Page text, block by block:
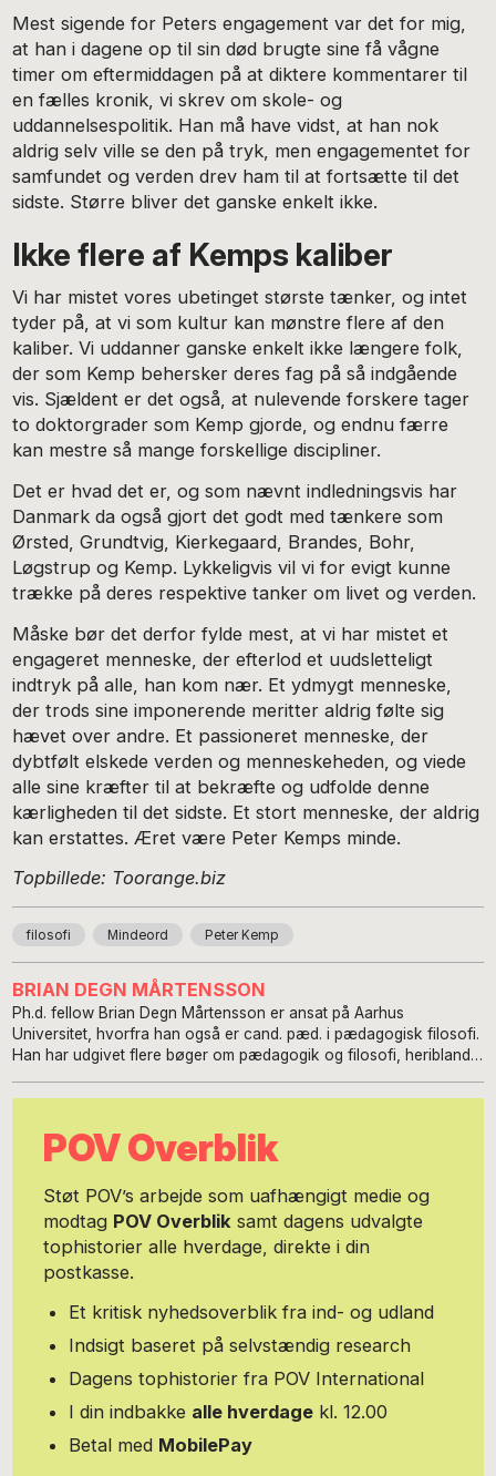
Mest sigende for Peters engagement var det for mig,
at han i dagene op til sin død brugte sine få vågne
timer om eftermiddagen på at diktere kommentarer til
en fælles kronik, vi skrev om skole- og
uddannelsespolitik. Han må have vidst, at han nok
aldrig selv ville se den på tryk, men engagementet for
samfundet og verden drev ham til at fortsætte til det
sidste. Større bliver det ganske enkelt ikke.
Ikke flere af Kemps kaliber
Vi har mistet vores ubetinget største tænker, og intet
tyder på, at vi som kultur kan mønstre flere af den
kaliber. Vi uddanner ganske enkelt ikke længere folk,
der som Kemp behersker deres fag på så indgående
vis. Sjældent er det også, at nulevende forskere tager
to doktorgrader som Kemp gjorde, og endnu færre
kan mestre så mange forskellige discipliner.
Det er hvad det er, og som nævnt indledningsvis har
Danmark da også gjort det godt med tænkere som
Ørsted, Grundtvig, Kierkegaard, Brandes, Bohr,
Løgstrup og Kemp. Lykkeligvis vil vi for evigt kunne
trække på deres respektive tanker om livet og verden.
Måske bør det derfor fylde mest, at vi har mistet et
engageret menneske, der efterlod et uudsletteligt
indtryk på alle, han kom nær. Et ydmygt menneske,
der trods sine imponerende meritter aldrig følte sig
hævet over andre. Et passioneret menneske, der
dybtfølt elskede verden og menneskeheden, og viede
alle sine kræfter til at bekræfte og udfolde denne
kærligheden til det sidste. Et stort menneske, der aldrig
kan erstattes. Æret være Peter Kemps minde.
Topbillede: Toorange.biz
filosofi Mindeord Peter Kemp
BRIAN DEGN MÅRTENSSON
Ph.d. fellow Brian Degn Mårtensson er ansat på Aarhus
Universitet, hvorfra han også er cand. pæd. i pædagogisk filosofi.
Han har udgivet flere bøger om pædagogik og filosofi, heriblandt
(sammen med Leif Puggaard) og 'Konkurrencestatens pædagogik
tidsskriftet 'Specialpædagogik' og har udgivet en lang række
artikler om pædagogik, undervisning og filosofi. Brian Degn
udland. Tryk på linket 'Website' for yderligere information og
kontakt.
POV Overblik
Støt POV’s arbejde som uafhængigt medie og
modtag POV Overblik samt dagens udvalgte
tophistorier alle hverdage, direkte i din
postkasse.
Et kritisk nyhedsoverblik fra ind- og udland
Indsigt baseret på selvstændig research
Dagens tophistorier fra POV International
I din indbakke alle hverdage kl. 12.00
Betal med MobilePay